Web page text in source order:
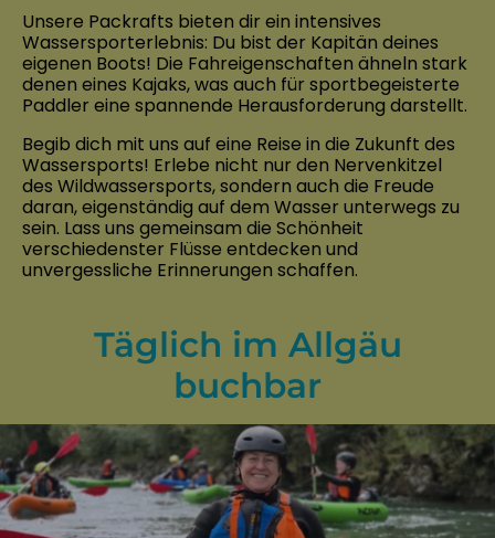
Unsere Packrafts bieten dir ein intensives
Wassersporterlebnis: Du bist der Kapitän deines
eigenen Boots! Die Fahreigenschaften ähneln stark
denen eines Kajaks, was auch für sportbegeisterte
Paddler eine spannende Herausforderung darstellt.
Begib dich mit uns auf eine Reise in die Zukunft des
Wassersports! Erlebe nicht nur den Nervenkitzel
des Wildwassersports, sondern auch die Freude
daran, eigenständig auf dem Wasser unterwegs zu
sein. Lass uns gemeinsam die Schönheit
verschiedenster Flüsse entdecken und
unvergessliche Erinnerungen schaffen.
Täglich im Allgäu
buchbar